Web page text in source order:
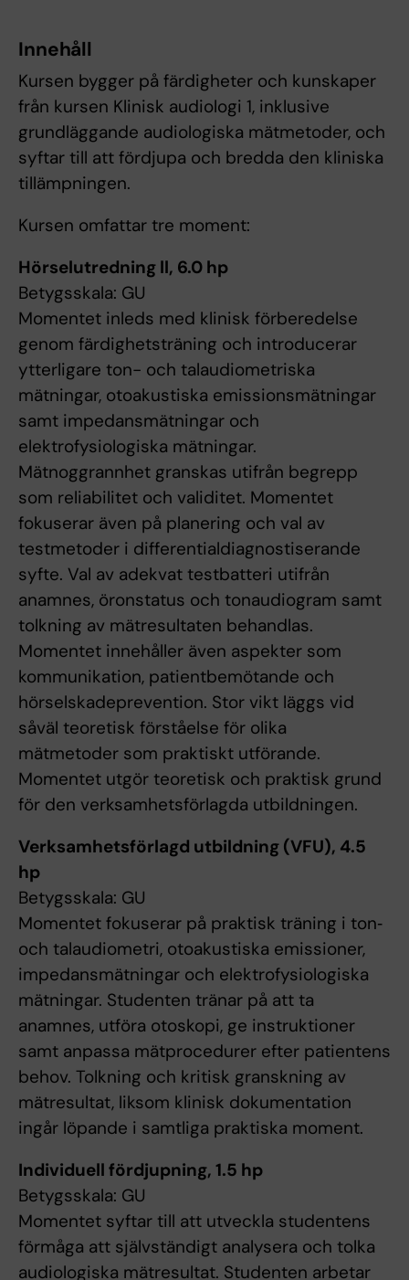
Innehåll
Kursen bygger på färdigheter och kunskaper
från kursen Klinisk audiologi 1, inklusive
grundläggande audiologiska mätmetoder, och
syftar till att fördjupa och bredda den kliniska
tillämpningen.
Kursen omfattar tre moment:
Hörselutredning ll, 6.0 hp
Betygsskala: GU
Momentet inleds med klinisk förberedelse
genom färdighetsträning och introducerar
ytterligare ton- och talaudiometriska
mätningar, otoakustiska emissionsmätningar
samt impedansmätningar och
elektrofysiologiska mätningar.
Mätnoggrannhet granskas utifrån begrepp
som reliabilitet och validitet. Momentet
fokuserar även på planering och val av
testmetoder i differentialdiagnostiserande
syfte. Val av adekvat testbatteri utifrån
anamnes, öronstatus och tonaudiogram samt
tolkning av mätresultaten behandlas.
Momentet innehåller även aspekter som
kommunikation, patientbemötande och
hörselskadeprevention. Stor vikt läggs vid
såväl teoretisk förståelse för olika
mätmetoder som praktiskt utförande.
Momentet utgör teoretisk och praktisk grund
för den verksamhetsförlagda utbildningen.
Verksamhetsförlagd utbildning (VFU), 4.5
hp
Betygsskala: GU
Momentet fokuserar på praktisk träning i ton‑
och talaudiometri, otoakustiska emissioner,
impedansmätningar och elektrofysiologiska
mätningar. Studenten tränar på att ta
anamnes, utföra otoskopi, ge instruktioner
samt anpassa mätprocedurer efter patientens
behov. Tolkning och kritisk granskning av
mätresultat, liksom klinisk dokumentation
ingår löpande i samtliga praktiska moment.
Individuell fördjupning, 1.5 hp
Betygsskala: GU
Momentet syftar till att utveckla studentens
förmåga att självständigt analysera och tolka
audiologiska mätresultat. Studenten arbetar